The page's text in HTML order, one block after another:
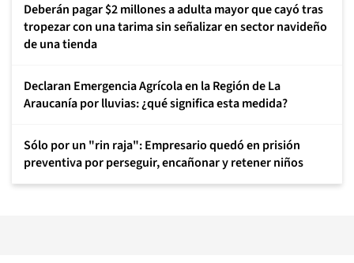
Deberán pagar $2 millones a adulta mayor que cayó tras
tropezar con una tarima sin señalizar en sector navideño
de una tienda
Declaran Emergencia Agrícola en la Región de La
Araucanía por lluvias: ¿qué significa esta medida?
Sólo por un "rin raja": Empresario quedó en prisión
preventiva por perseguir, encañonar y retener niños